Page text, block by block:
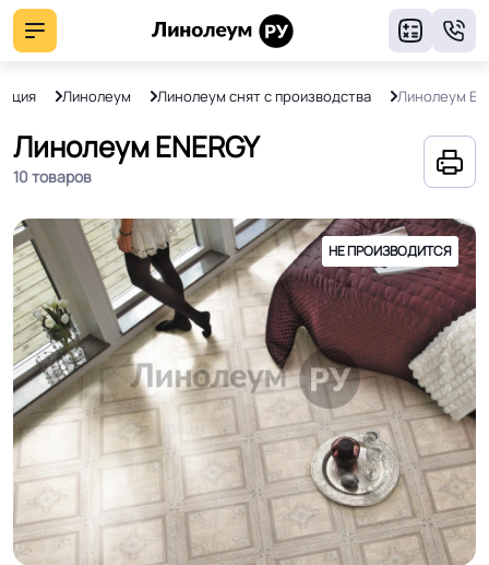
Линолеум Линолеум снят с производства Линолеум
Линолеум ENERGY
10 товаров
НЕ ПРОИЗВОДИТСЯ
НЕ ПРОИЗВОДИТСЯ